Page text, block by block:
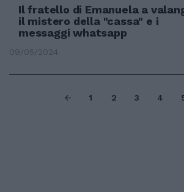
Il fratello di Emanuela a
il mistero della "cassa" e i
messaggi whatsapp
09/05/2024
1 2 3 4